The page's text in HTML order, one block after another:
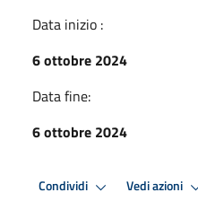
Data inizio :
6 ottobre 2024
Data fine:
6 ottobre 2024
Condividi Vedi azioni